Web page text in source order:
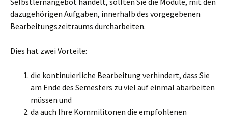
dazugehörigen Aufgaben, innerhalb des vorgegebenen
Bearbeitungszeitraums durcharbeiten.
Dies hat zwei Vorteile:
die kontinuierliche Bearbeitung verhindert, dass Sie
am Ende des Semesters zu viel auf einmal abarbeiten
müssen und
da auch Ihre Kommilitonen die empfohlenen